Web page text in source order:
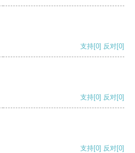
支持[0] 反对[0]
支持[0] 反对[0]
支持[0] 反对[0]